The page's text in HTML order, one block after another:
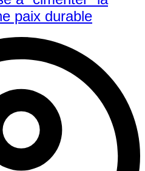
paix durable